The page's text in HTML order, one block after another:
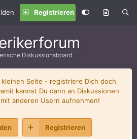
Registrieren
Diskussionsboard
Seite - registriere Dich doch
kannst Du dann an Diskussionen
anderen Usern aufnehmen!
Registrieren